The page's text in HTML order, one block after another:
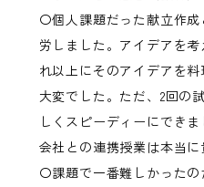
〇個人課題だった献立作
労しました。アイデアを
れ以上にそのアイデアを
大変でした。ただ、2回の
しくスピーディーにでき
会社との連携授業は本当に
〇課題で一番難しかった